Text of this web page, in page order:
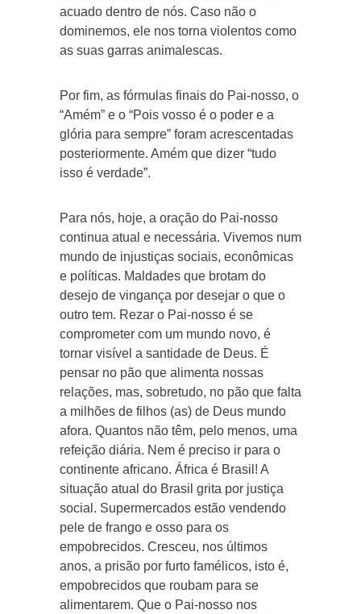
acuado dentro de nós. Caso não o
dominemos, ele nos torna violentos como
as suas garras animalescas.
Por fim, as fórmulas finais do Pai-nosso, o
“Amém” e o “Pois vosso é o poder e a
glória para sempre” foram acrescentadas
posteriormente. Amém que dizer “tudo
isso é verdade”.
Para nós, hoje, a oração do Pai-nosso
continua atual e necessária. Vivemos num
mundo de injustiças sociais, econômicas
e políticas. Maldades que brotam do
desejo de vingança por desejar o que o
outro tem. Rezar o Pai-nosso é se
comprometer com um mundo novo, é
tornar visível a santidade de Deus. É
pensar no pão que alimenta nossas
relações, mas, sobretudo, no pão que falta
a milhões de filhos (as) de Deus mundo
afora. Quantos não têm, pelo menos, uma
refeição diária. Nem é preciso ir para o
continente africano. África é Brasil! A
situação atual do Brasil grita por justiça
social. Supermercados estão vendendo
pele de frango e osso para os
empobrecidos. Cresceu, nos últimos
anos, a prisão por furto famélicos, isto é,
empobrecidos que roubam para se
alimentarem. Que o Pai-nosso nos